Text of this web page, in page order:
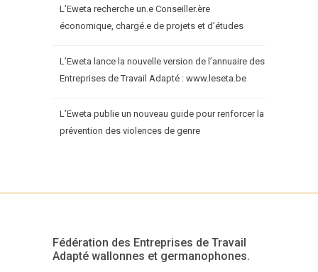
L’Eweta recherche un.e Conseiller.ère
économique, chargé.e de projets et d’études
L’Eweta lance la nouvelle version de l’annuaire des
Entreprises de Travail Adapté : www.leseta.be
L’Eweta publie un nouveau guide pour renforcer la
prévention des violences de genre
Fédération des Entreprises de Travail
Adapté wallonnes et germanophones.